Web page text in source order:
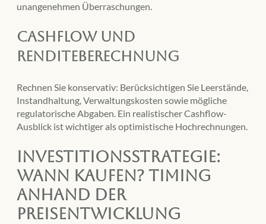
unangenehmen Überraschungen.
Cashflow und
Renditeberechnung
Rechnen Sie konservativ: Berücksichtigen Sie Leerstände,
Instandhaltung, Verwaltungskosten sowie mögliche
regulatorische Abgaben. Ein realistischer Cashflow-
Ausblick ist wichtiger als optimistische Hochrechnungen.
Investitionsstrategie:
Wann kaufen? Timing
anhand der
Preisentwicklung